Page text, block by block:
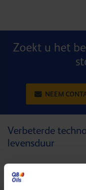
Zoekt u het
NEEM
Verbeterde
levensduur
Q8 Turbine Oil O-